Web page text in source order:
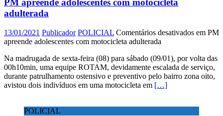
PM apreende adolescentes com motocicleta
adulterada
13/01/2021 Publicador POLICIAL Comentários desativados em PM
apreende adolescentes com motocicleta adulterada
Na madrugada de sexta-feira (08) para sábado (09/01), por volta das
00h10min, uma equipe ROTAM, devidamente escalada de serviço,
durante patrulhamento ostensivo e preventivo pelo bairro zona oito,
avistou dois indivíduos em uma motocicleta em […]
POLICIAL